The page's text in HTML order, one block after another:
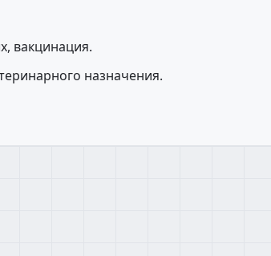
вакцинация.
назначения.